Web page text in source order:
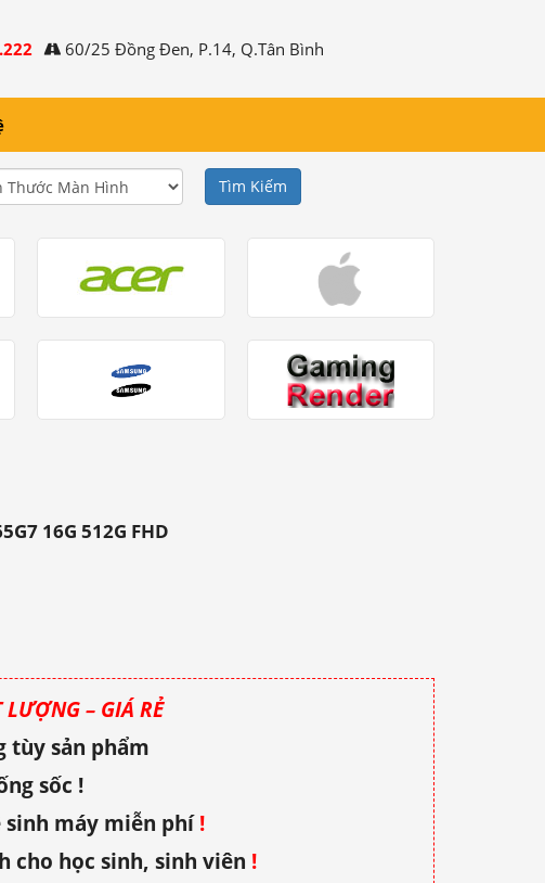
60/25 Đồng Đen, P.14, Q.Tân Bình
Tìm Kiếm
16G 512G FHD
LƯỢNG – GIÁ RẺ
tùy sản phẩm
sốc !
sinh máy miễn phí!
cho học sinh, sinh viên !